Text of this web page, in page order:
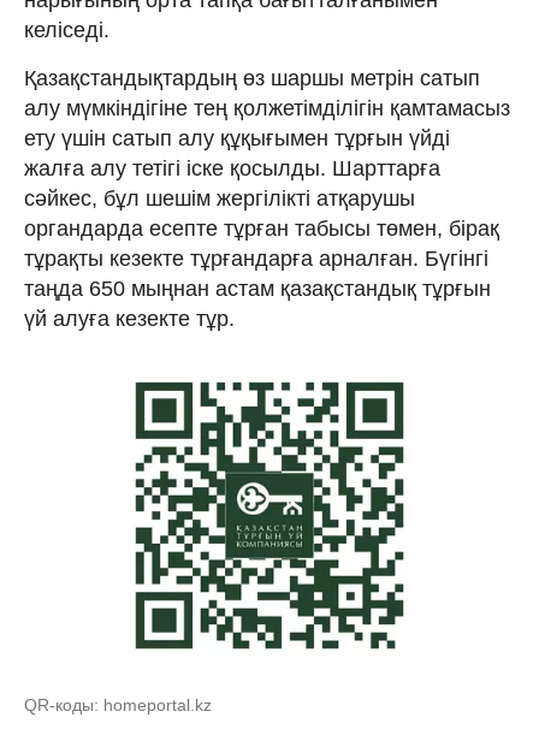
келіседі.
Қазақстандықтардың өз шаршы метрін сатып
алу мүмкіндігіне тең қолжетімділігін қамтамасыз
ету үшін сатып алу құқығымен тұрғын үйді
жалға алу тетігі іске қосылды. Шарттарға
сәйкес, бұл шешім жергілікті атқарушы
органдарда есепте тұрған табысы төмен, бірақ
тұрақты кезекте тұрғандарға арналған. Бүгінгі
таңда 650 мыңнан астам қазақстандық тұрғын
үй алуға кезекте тұр.
QR-коды: homeportal.kz